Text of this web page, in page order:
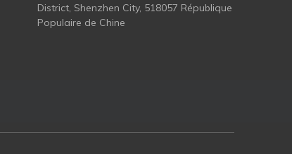
District, Shenzhen City, 518057 République
Populaire de Chine